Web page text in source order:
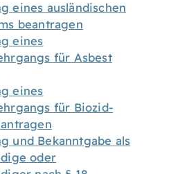
eines ausländischen
beantragen
eines
für Asbest
eines
für Biozid-
und Bekanntgabe als
oder